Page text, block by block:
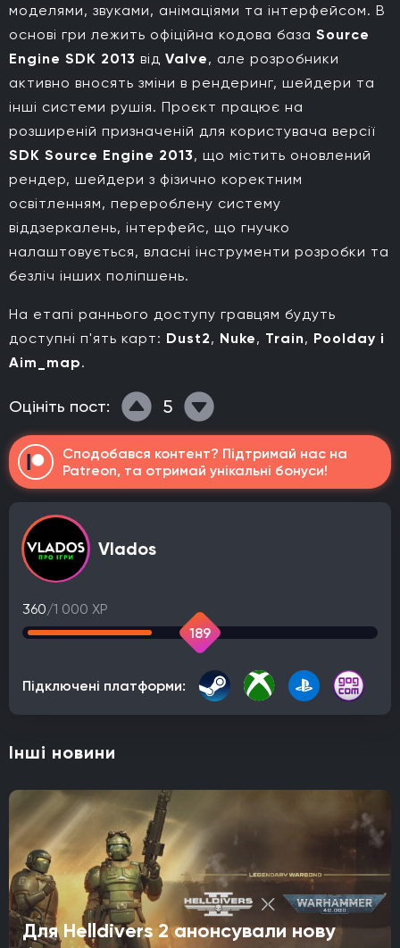
моделями, звуками, анімаціями та інтерфейсом. В
основі гри лежить офіційна кодова база Source
Engine SDK 2013 від Valve, але розробники
активно вносять зміни в рендеринг, шейдери та
інші системи рушія. Проєкт працює на
розширеній призначеній для користувача версії
SDK Source Engine 2013, що містить оновлений
рендер, шейдери з фізично коректним
освітленням, перероблену систему
віддзеркалень, інтерфейс, що гнучко
налаштовується, власні інструменти розробки та
безліч інших поліпшень.
На етапі раннього доступу гравцям будуть
доступні п'ять карт: Dust2, Nuke, Train, Poolday і
Aim_map.
Оцініть пост: 5
Сподобався контент? Підтримай нас на
Patreon, та отримай унікальні бонуси!
Vlados
360/1 000 XP
189
Підключені платформи:
Інші новини
Для Helldivers 2 анонсували нову